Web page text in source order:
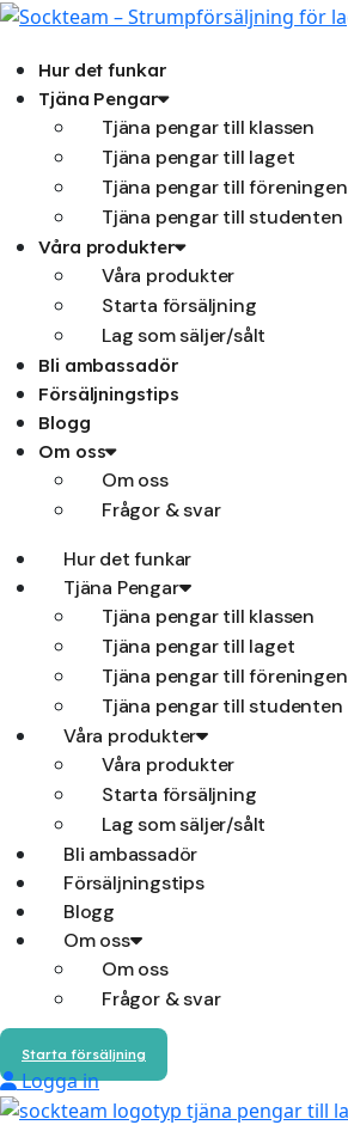
Hoppa
innehållHur det funkar
Tjäna Pengar
Tjäna pengar till klassen
Tjäna pengar till laget
Tjäna pengar till föreningen
Tjäna pengar till studenten
Våra produkter
Våra produkter
Starta försäljning
Lag som säljer/sålt
Bli ambassadör
Försäljningstips
Blogg
Om oss
Om oss
Frågor & svar
Hur det funkar
Tjäna Pengar
Tjäna pengar till klassen
Tjäna pengar till laget
Tjäna pengar till föreningen
Tjäna pengar till studenten
Våra produkter
Våra produkter
Starta försäljning
Lag som säljer/sålt
Bli ambassadör
Försäljningstips
Blogg
Om oss
Om oss
Frågor & svar
Starta försäljning
Logga in